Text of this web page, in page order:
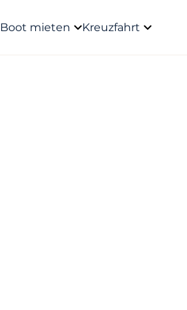
Boot mieten Kreuzfahrt